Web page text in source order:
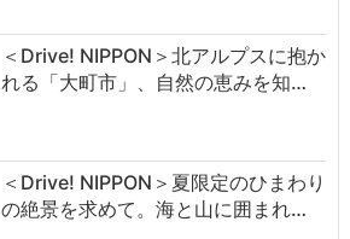
＜Drive! NIPPON＞北アルプスに抱か
れる「大町市」、自然の恵みを知…
＜Drive! NIPPON＞夏限定のひまわり
の絶景を求めて。海と山に囲まれ…